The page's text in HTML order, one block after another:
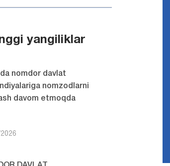
yangiliklar
nomdor davlat
nomzodlarni
davom etmoqda